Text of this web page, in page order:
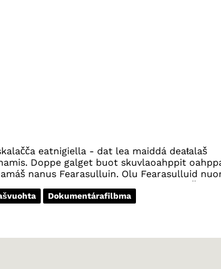
eatnigiella - dat lea maiddá deaŧalaš
Doppe galget buot skuvlaoahppit
nanus Fearasulluin. Olu Fearasulluid
Dánskkagiella lea dasa lassin deaŧalaš
Dokumentárafilbma